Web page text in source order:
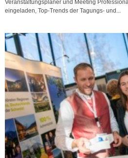
Veranstaltungsplaner und Meeting
eingeladen, Top-Trends der Tagungs- und...